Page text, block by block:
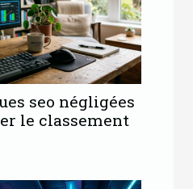
seo négligées
le classement